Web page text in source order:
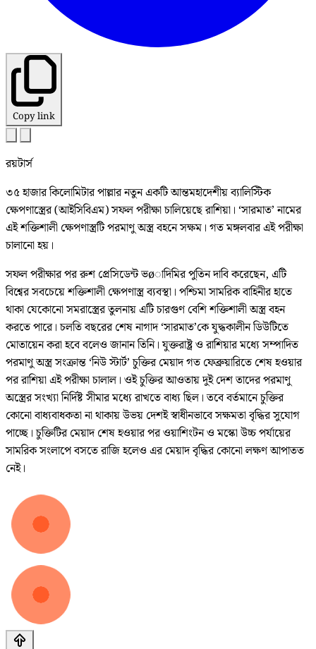
Copy link
রয়টার্স
৩৫ হাজার কিলোমিটার পাল্লার নতুন একটি আন্তমহাদেশীয় ব্যালিস্টিক
ক্ষেপণাস্ত্রের (আইসিবিএম) সফল পরীক্ষা চালিয়েছে রাশিয়া। ‘সারমাত’ নামের
এই শক্তিশালী ক্ষেপণাস্ত্রটি পরমাণু অস্ত্র বহনে সক্ষম। গত মঙ্গলবার এই পরীক্ষা
চালানো হয়।
সফল পরীক্ষার পর রুশ প্রেসিডেন্ট ভøাদিমির পুতিন দাবি করেছেন, এটি
বিশ্বের সবচেয়ে শক্তিশালী ক্ষেপণাস্ত্র ব্যবস্থা। পশ্চিমা সামরিক বাহিনীর হাতে
থাকা যেকোনো সমরাস্ত্রের তুলনায় এটি চারগুণ বেশি শক্তিশালী অস্ত্র বহন
করতে পারে। চলতি বছরের শেষ নাগাদ ‘সারমাত’কে যুদ্ধকালীন ডিউটিতে
মোতায়েন করা হবে বলেও জানান তিনি। যুক্তরাষ্ট্র ও রাশিয়ার মধ্যে সম্পাদিত
পরমাণু অস্ত্র সংক্রান্ত ‘নিউ স্টার্ট’ চুক্তির মেয়াদ গত ফেব্রুয়ারিতে শেষ হওয়ার
পর রাশিয়া এই পরীক্ষা চালাল। ওই চুক্তির আওতায় দুই দেশ তাদের পরমাণু
অস্ত্রের সংখ্যা নির্দিষ্ট সীমার মধ্যে রাখতে বাধ্য ছিল। তবে বর্তমানে চুক্তির
কোনো বাধ্যবাধকতা না থাকায় উভয় দেশই স্বাধীনভাবে সক্ষমতা বৃদ্ধির সুযোগ
পাচ্ছে। চুক্তিটির মেয়াদ শেষ হওয়ার পর ওয়াশিংটন ও মস্কো উচ্চ পর্যায়ের
সামরিক সংলাপে বসতে রাজি হলেও এর মেয়াদ বৃদ্ধির কোনো লক্ষণ আপাতত
নেই।